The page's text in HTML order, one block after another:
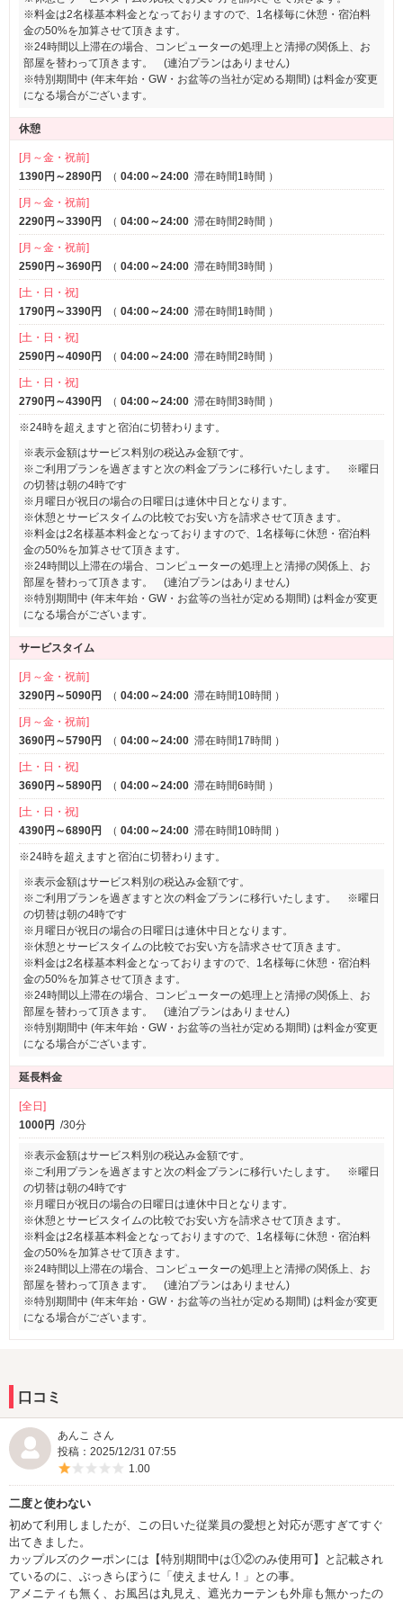
※料金は2名様基本料金となっておりますので、1名様毎に休憩・宿泊料
金の50%を加算させて頂きます。
※24時間以上滞在の場合、コンピューターの処理上と清掃の関係上、お
部屋を替わって頂きます。 (連泊プランはありません)
※特別期間中 (年末年始・GW・お盆等の当社が定める期間) は料金が変更
になる場合がございます。
休憩
[月～金・祝前]
1390円～2890円
（ 04:00～24:00 滞在時間1時間 ）
[月～金・祝前]
2290円～3390円
（ 04:00～24:00 滞在時間2時間 ）
[月～金・祝前]
2590円～3690円
（ 04:00～24:00 滞在時間3時間 ）
[土・日・祝]
1790円～3390円
（ 04:00～24:00 滞在時間1時間 ）
[土・日・祝]
2590円～4090円
（ 04:00～24:00 滞在時間2時間 ）
[土・日・祝]
2790円～4390円
（ 04:00～24:00 滞在時間3時間 ）
※24時を超えますと宿泊に切替わります。
※表示金額はサービス料別の税込み金額です。
※ご利用プランを過ぎますと次の料金プランに移行いたします。 ※曜日
の切替は朝の4時です
※月曜日が祝日の場合の日曜日は連休中日となります。
※休憩とサービスタイムの比較でお安い方を請求させて頂きます。
※料金は2名様基本料金となっておりますので、1名様毎に休憩・宿泊料
金の50%を加算させて頂きます。
※24時間以上滞在の場合、コンピューターの処理上と清掃の関係上、お
部屋を替わって頂きます。 (連泊プランはありません)
※特別期間中 (年末年始・GW・お盆等の当社が定める期間) は料金が変更
になる場合がございます。
サービスタイム
[月～金・祝前]
3290円～5090円
（ 04:00～24:00 滞在時間10時間 ）
[月～金・祝前]
3690円～5790円
（ 04:00～24:00 滞在時間17時間 ）
[土・日・祝]
3690円～5890円
（ 04:00～24:00 滞在時間6時間 ）
[土・日・祝]
4390円～6890円
（ 04:00～24:00 滞在時間10時間 ）
※24時を超えますと宿泊に切替わります。
※表示金額はサービス料別の税込み金額です。
※ご利用プランを過ぎますと次の料金プランに移行いたします。 ※曜日
の切替は朝の4時です
※月曜日が祝日の場合の日曜日は連休中日となります。
※休憩とサービスタイムの比較でお安い方を請求させて頂きます。
※料金は2名様基本料金となっておりますので、1名様毎に休憩・宿泊料
金の50%を加算させて頂きます。
※24時間以上滞在の場合、コンピューターの処理上と清掃の関係上、お
部屋を替わって頂きます。 (連泊プランはありません)
※特別期間中 (年末年始・GW・お盆等の当社が定める期間) は料金が変更
になる場合がございます。
延長料金
[全日]
1000円 /30分
※表示金額はサービス料別の税込み金額です。
※ご利用プランを過ぎますと次の料金プランに移行いたします。 ※曜日
の切替は朝の4時です
※月曜日が祝日の場合の日曜日は連休中日となります。
※休憩とサービスタイムの比較でお安い方を請求させて頂きます。
※料金は2名様基本料金となっておりますので、1名様毎に休憩・宿泊料
金の50%を加算させて頂きます。
※24時間以上滞在の場合、コンピューターの処理上と清掃の関係上、お
部屋を替わって頂きます。 (連泊プランはありません)
※特別期間中 (年末年始・GW・お盆等の当社が定める期間) は料金が変更
になる場合がございます。
口コミ
あんこ さん
投稿：2025/12/31 07:55
5つ星のうち1
1.00
二度と使わない
初めて利用しましたが、この日いた従業員の愛想と対応が悪すぎてすぐ
出てきました。
カップルズのクーポンには【特別期間中は①②のみ使用可】と記載され
ているのに、ぶっきらぼうに「使えません！」との事。
アメニティも無く、お風呂は丸見え、遮光カーテンも外扉も無かったの